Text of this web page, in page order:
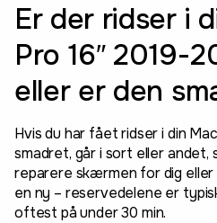
Er der ridser i
Pro 16″ 2019-
eller er den
Hvis du har fået ridser i din
smadret, går i sort eller andet,
reparere skærmen for dig
en ny – reservedelene er
oftest på under 30 min.